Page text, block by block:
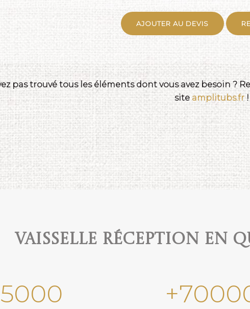
AJOUTER AU DEVIS
pas trouvé tous les éléments dont vous avez besoin ?
site amplitubs.fr!
Vaisselle réception en
+